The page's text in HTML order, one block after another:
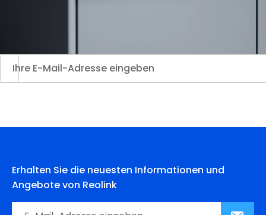
Erhalten Sie die neuesten Informationen und
Angebote von Reolink